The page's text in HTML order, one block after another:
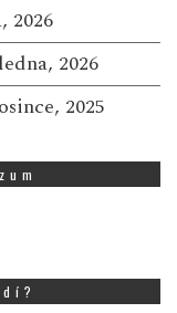
2026
2026
2025